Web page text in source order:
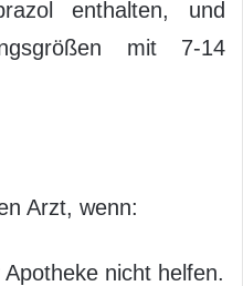
enthalten, und
mit 7-14
Arzt, wenn:
nicht helfen.